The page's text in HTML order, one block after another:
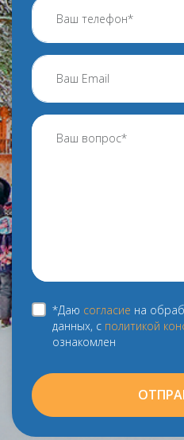
*Даю согласие на
данных, с политикой
ознакомлен